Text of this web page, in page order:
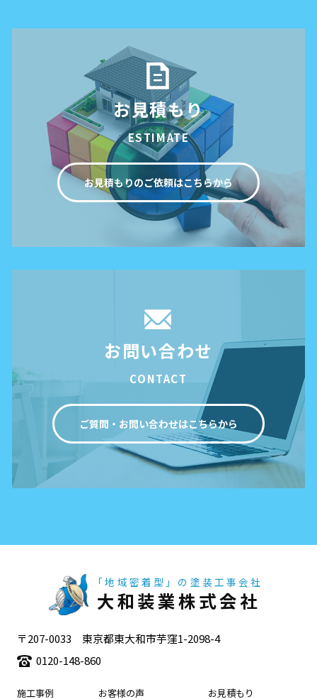
お見積もり
ESTIMATE
お見積もりのご依頼はこちらから
お問い合わせ
CONTACT
ご質問・お問い合わせはこちらから
「地域密着型」の塗装工事会社
大和装業株式会社
〒207-0033 東京都東大和市芋窪1-2098-4
0120-148-860
施工事例 お客様の声 お見積もり